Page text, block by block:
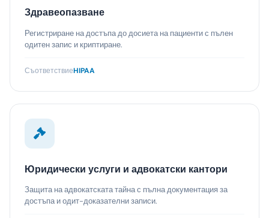
Здравеопазване
Регистриране на достъпа до досиета на пациенти с пълен
одитен запис и криптиране.
СъответствиеHIPAA
Юридически услуги и адвокатски кантори
Защита на адвокатската тайна с пълна документация за
достъпа и одит-доказателни записи.